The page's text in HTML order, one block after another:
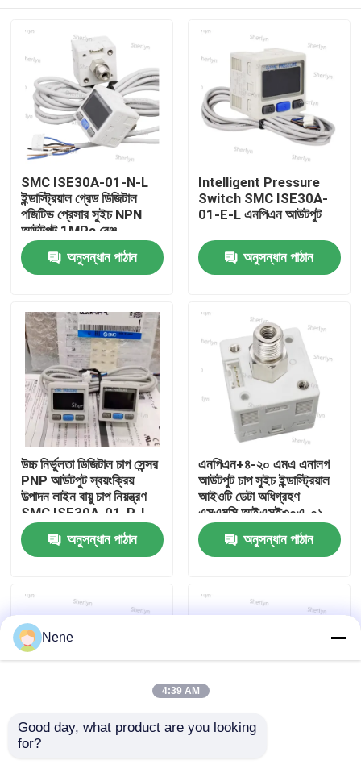
পণ্য
ভিডিও
আমাদের সম্বন্ধে
কারখানা পরিদর্শন
গুণমান নিয়ন্ত্রণ
আমাদের সাথে যোগাযোগ
খবর
SMC ISE30A-01-N-L
ইন্ডাস্ট্রিয়াল গ্রেড ডিজিটাল
পজিটিভ প্রেসার সুইচ NPN
আউটপুট 1MPa রেঞ্জ
নিউম্যাটিক সিস্টেম চাপ মনিটরিং
স্পেশাল
অনুসন্ধান পাঠান
Intelligent Pressure
Switch SMC ISE30A-
01-E-L এনপিএন আউটপুট
অনুসন্ধান পাঠান
উচ্চ নির্ভুলতা ডিজিটাল চাপ সেন্সর
PNP আউটপুট স্বয়ংক্রিয়
উত্পাদন লাইন বায়ু চাপ নিয়ন্ত্রণ
SMC ISE30A-01-P-L
অনুসন্ধান পাঠান
এনপিএন+৪-২০ এমএ এনালগ
আউটপুট চাপ সুইচ ইন্ডাস্ট্রিয়াল
আইওটি ডেটা অধিগ্রহণ
এসএমসি আইএসই৩০এ-০১-
সি-এল
অনুসন্ধান পাঠান
বড় সরঞ্জামগুলির দীর্ঘ দূরত্বের
Nene
4:39 AM
Good day, what product are you looking
for?